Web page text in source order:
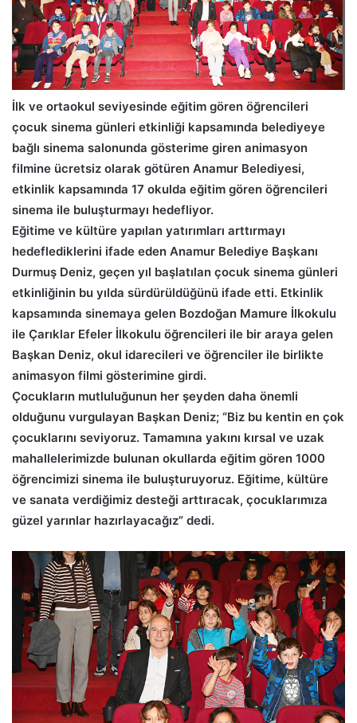
İlk ve ortaokul seviyesinde eğitim gören öğrencileri
çocuk sinema günleri etkinliği kapsamında belediyeye
bağlı sinema salonunda gösterime giren animasyon
filmine ücretsiz olarak götüren Anamur Belediyesi,
etkinlik kapsamında 17 okulda eğitim gören öğrencileri
sinema ile buluşturmayı hedefliyor.
Eğitime ve kültüre yapılan yatırımları arttırmayı
hedeflediklerini ifade eden Anamur Belediye Başkanı
Durmuş Deniz, geçen yıl başlatılan çocuk sinema günleri
etkinliğinin bu yılda sürdürüldüğünü ifade etti. Etkinlik
kapsamında sinemaya gelen Bozdoğan Mamure İlkokulu
ile Çarıklar Efeler İlkokulu öğrencileri ile bir araya gelen
Başkan Deniz, okul idarecileri ve öğrenciler ile birlikte
animasyon filmi gösterimine girdi.
Çocukların mutluluğunun her şeyden daha önemli
olduğunu vurgulayan Başkan Deniz; “Biz bu kentin en çok
çocuklarını seviyoruz. Tamamına yakını kırsal ve uzak
mahallelerimizde bulunan okullarda eğitim gören 1000
öğrencimizi sinema ile buluşturuyoruz. Eğitime, kültüre
ve sanata verdiğimiz desteği arttıracak, çocuklarımıza
güzel yarınlar hazırlayacağız” dedi.